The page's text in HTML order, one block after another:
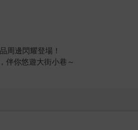
周邊閃耀登場！
伴你悠遊大街小巷～